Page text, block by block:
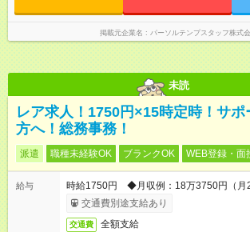
掲載元企業名 パーソルテンプスタッフ株式
未読
レア求人！1750円×15時定時！サポ
方へ！総務事務！
派遣 職種未経験OK ブランクOK WEB登録・面
給与
時給1750円 ◆月収例：18万3750円（月
交通費別途支給あり
交通費 全額支給